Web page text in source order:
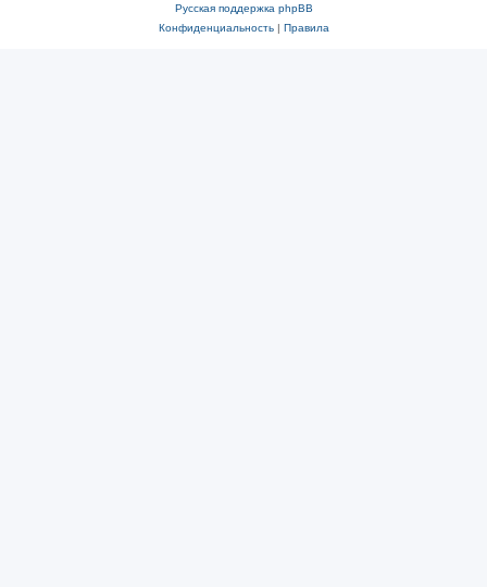
Русская поддержка phpBB
Конфиденциальность| Правила